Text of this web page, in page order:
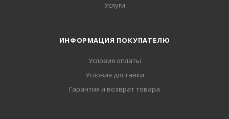
Услуги
ИНФОРМАЦИЯ ПОКУПАТЕЛЮ
Условия оплаты
Условия доставки
Гарантия и возврат товара